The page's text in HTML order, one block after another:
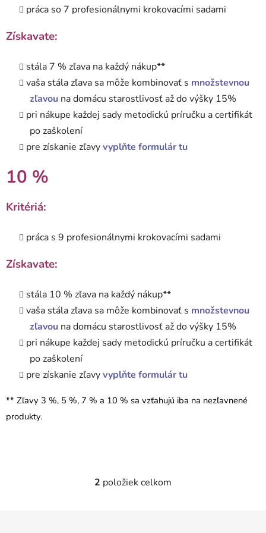
práca so 7 profesionálnymi krokovacími sadami
Získavate:
stála 7 % zľava na každý nákup**
vaša stála zľava sa môže kombinovať s množstevnou
zľavou na domácu starostlivosť až do výšky 15%
pri nákupe každej sady metodickú príručku a certifikát
po zaškolení
pre získanie zľavyvyplňte formulár tu
10 %
Kritériá:
práca s 9 profesionálnymi krokovacími sadami
Získavate:
stála 10 % zľava na každý nákup**
vaša stála zľava sa môže kombinovať s množstevnou
zľavou na domácu starostlivosť až do výšky 15%
pri nákupe každej sady metodickú príručku a certifikát
po zaškolení
pre získanie zľavyvyplňte formulár tu
** Zľavy 3 %, 5 %, 7 % a 10 % sa vzťahujú iba na nezľavnené
produkty.
O
2 položiek celkom